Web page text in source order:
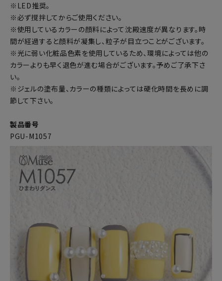
※LED推奨。
※必ず撹拌してからご使用ください。
※使用しているカラーの顔料によって沈殿速度が異なります。時
間が経過すると顔料が凝集し、粒子が目立つことがございます。
※光に弱い化粧品色素を使用しているため、環境によっては他の
カラーよりも早く退色が進む場合がございます。予めご了承下さ
い。
※ジェルの塗布量、カラーの種類によっては硬化時間を長めに調
節して下さい。
製品番号
PGU-M1057